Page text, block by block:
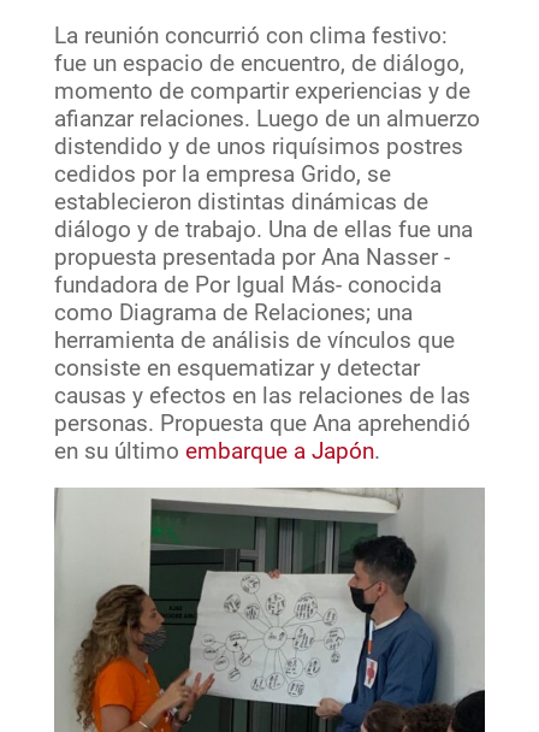
La reunión concurrió con clima festivo:
fue un espacio de encuentro, de diálogo,
momento de compartir experiencias y de
afianzar relaciones. Luego de un almuerzo
distendido y de unos riquísimos postres
cedidos por la empresa Grido, se
establecieron distintas dinámicas de
diálogo y de trabajo. Una de ellas fue una
propuesta presentada por Ana Nasser -
fundadora de Por Igual Más- conocida
como Diagrama de Relaciones; una
herramienta de análisis de vínculos que
consiste en esquematizar y detectar
causas y efectos en las relaciones de las
personas. Propuesta que Ana aprehendió
en su último embarque a Japón.